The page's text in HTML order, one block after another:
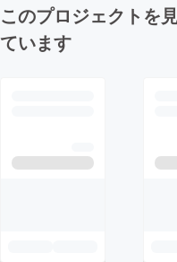
このプロジェクトを
ています